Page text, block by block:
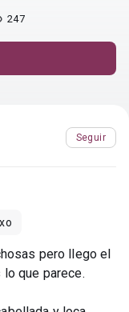
247
Seguir
pero llego el
que parece.